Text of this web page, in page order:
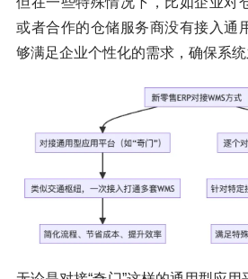
或者合作的仓储服务商没有接入通
够满足企业个性化的需求，确保系统